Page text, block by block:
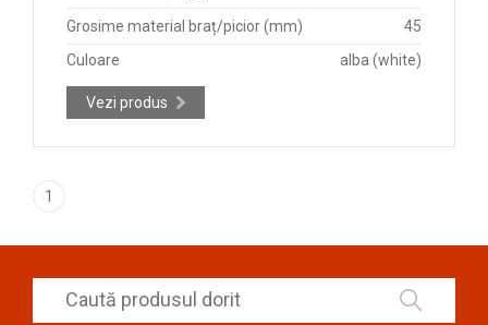
Grosime material braț/picior (mm)
45
Culoare
alba (white)
Vezi produs
1